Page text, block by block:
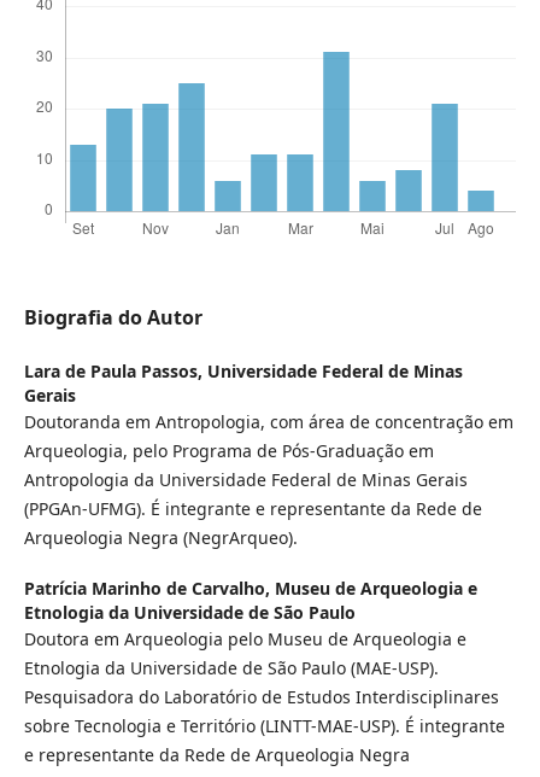
Biografia do Autor
Lara de Paula Passos, Universidade Federal de Minas
Gerais
Doutoranda em Antropologia, com área de concentração em
Arqueologia, pelo Programa de Pós-Graduação em
Antropologia da Universidade Federal de Minas Gerais
(PPGAn-UFMG). É integrante e representante da Rede de
Arqueologia Negra (NegrArqueo).
Patrícia Marinho de Carvalho, Museu de Arqueologia e
Etnologia da Universidade de São Paulo
Doutora em Arqueologia pelo Museu de Arqueologia e
Etnologia da Universidade de São Paulo (MAE-USP).
Pesquisadora do Laboratório de Estudos Interdisciplinares
sobre Tecnologia e Território (LINTT-MAE-USP). É integrante
e representante da Rede de Arqueologia Negra